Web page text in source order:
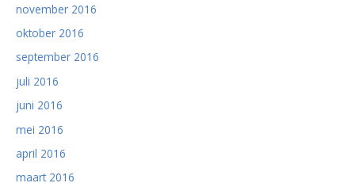
november 2016
oktober 2016
september 2016
juli 2016
juni 2016
mei 2016
april 2016
maart 2016